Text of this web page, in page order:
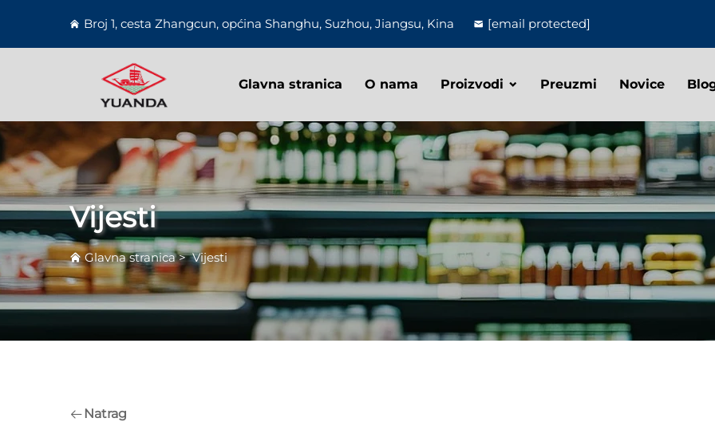
Broj 1, cesta Zhangcun, općina Shanghu, Suzhou, Jiangsu, Kina [email protected]
Glavna stranica O nama Proizvodi Preuzmi Novice
Vijesti
Glavna stranica>Vijesti
Natrag